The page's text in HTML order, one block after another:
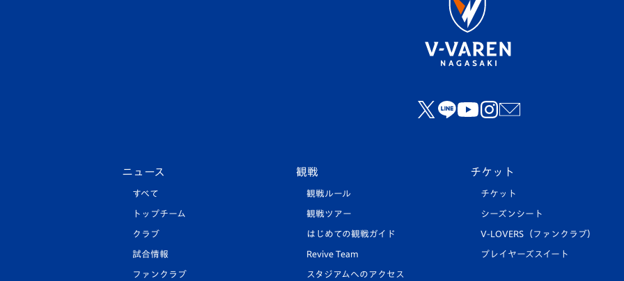
ニュース
すべて
トップチーム
クラブ
試合情報
ファンクラブ
観戦
観戦ルール
観戦ツアー
はじめての観戦ガイド
Revive Team
スタジアムへのアクセス
チケット
チケット
シーズンシート
V-LOVERS（ファンクラブ）
プレイヤーズスイート